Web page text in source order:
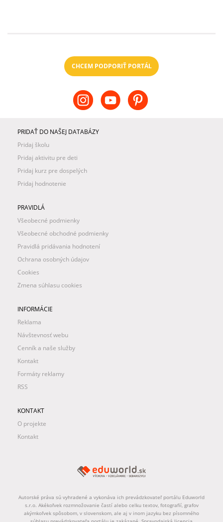
CHCEM PODPORIŤ PORTÁL
PRIDAŤ DO NAŠEJ DATABÁZY
Pridaj školu
Pridaj aktivitu pre deti
Pridaj kurz pre dospelých
Pridaj hodnotenie
PRAVIDLÁ
Všeobecné podmienky
Všeobecné obchodné podmienky
Pravidlá pridávania hodnotení
Ochrana osobných údajov
Cookies
Zmena súhlasu cookies
INFORMÁCIE
Reklama
Návštevnosť webu
Cenník a naše služby
Kontakt
Formáty reklamy
RSS
KONTAKT
O projekte
Kontakt
Autorské práva sú vyhradené a vykonáva ich prevádzkovateľ portálu Eduworld
s.r.o. Akékoľvek rozmnožovanie častí alebo celku textov, fotografií, grafov
akýmkoľvek spôsobom, v slovenskom, ale aj v inom jazyku bez písomného